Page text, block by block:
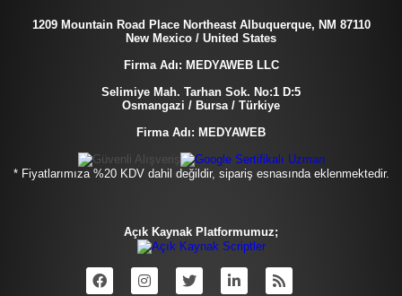
1209 Mountain Road Place Northeast Albuquerque, NM 87110
New Mexico / United States
Firma Adı: MEDYAWEB LLC
Selimiye Mah. Tarhan Sok. No:1 D:5
Osmangazi / Bursa / Türkiye
Firma Adı: MEDYAWEB
* Fiyatlarımıza %20 KDV dahil değildir, sipariş esnasında eklenmektedir.
Açık Kaynak Platformumuz;